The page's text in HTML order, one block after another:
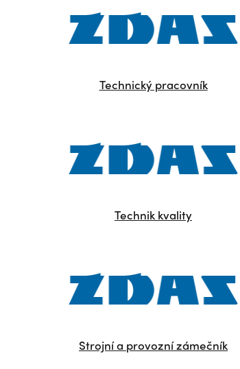
Technický pracovník
Technik kvality
Strojní a provozní zámečník